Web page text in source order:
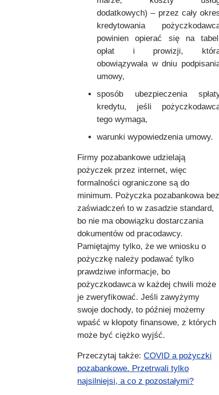
dodatkowych) – przez cały
kredytowania
powinien opierać się na
opłat i prowizji,
obowiązywała w dniu
umowy,
sposób ubezpieczenia
kredytu, jeśli
tego wymaga,
warunki wypowiedzenia umowy.
Firmy pozabankowe udzielają
pożyczek przez internet, więc
formalności ograniczone są do
minimum. Pożyczka pozabankowa bez
zaświadczeń to w zasadzie standard,
bo nie ma obowiązku dostarczania
dokumentów od pracodawcy.
Pamiętajmy tylko, że we wniosku o
pożyczkę należy podawać tylko
prawdziwe informacje, bo
pożyczkodawca w każdej chwili może
je zweryfikować. Jeśli zawyżymy
swoje dochody, to później możemy
wpaść w kłopoty finansowe, z których
może być ciężko wyjść.
Przeczytaj także: COVID a pożyczki
pozabankowe. Przetrwali tylko
najsilniejsi, a co z pozostałymi?